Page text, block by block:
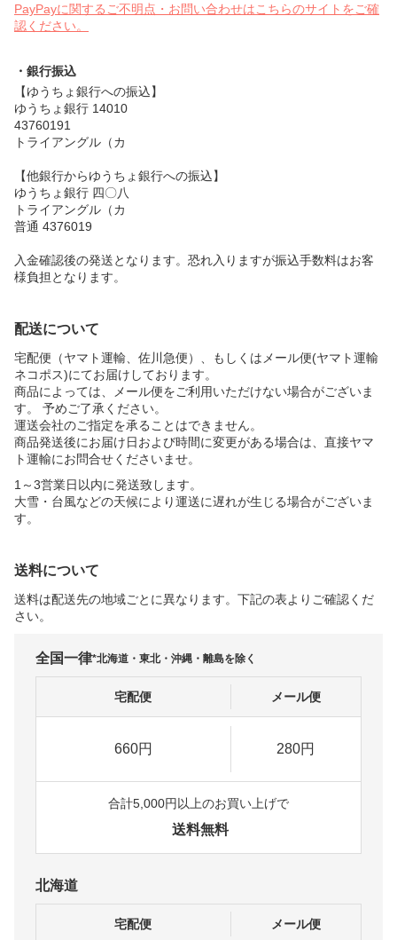
PayPayに関するご不明点・お問い合わせはこちらのサイトをご確
認ください。
・銀行振込
【ゆうちょ銀行への振込】
ゆうちょ銀行 14010
43760191
トライアングル（カ
【他銀行からゆうちょ銀行への振込】
ゆうちょ銀行 四〇八
トライアングル（カ
普通 4376019
入金確認後の発送となります。恐れ入りますが振込手数料はお客
様負担となります。
配送について
宅配便（ヤマト運輸、佐川急便）、もしくはメール便(ヤマト運輸
ネコポス)にてお届けしております。
商品によっては、メール便をご利用いただけない場合がございま
す。 予めご了承ください。
運送会社のご指定を承ることはできません。
商品発送後にお届け日および時間に変更がある場合は、直接ヤマ
ト運輸にお問合せくださいませ。
1～3営業日以内に発送致します。
大雪・台風などの天候により運送に遅れが生じる場合がございま
す。
送料について
送料は配送先の地域ごとに異なります。下記の表よりご確認くだ
さい。
全国一律*北海道・東北・沖縄・離島を除く
宅配便 メール便
660円 280円
合計5,000円以上のお買い上げで
送料無料
北海道
宅配便 メール便